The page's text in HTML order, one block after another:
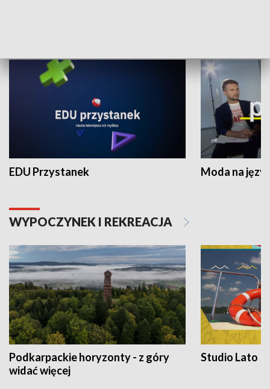
EDU Przystanek Moda na
WYPOCZYNEK I REKREACJA
Podkarpackie horyzonty - z góry
widać więcej
Studio Lato